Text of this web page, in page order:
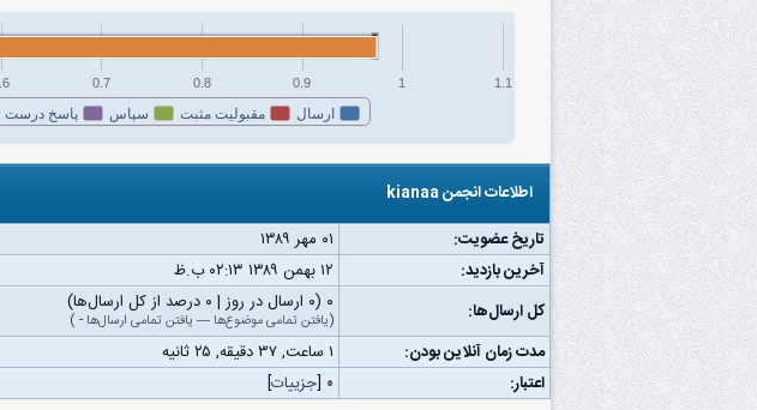
ارسال مقبولیت مثبت سپاس پاسخ درست
0.7 0.8 0.9 1 1.1
اطلاعات انجمن kianaa
تاریخ عضویت:
۰۱ مهر ۱۳۸۹
آخرین بازدید:
۱۲ بهمن ۱۳۸۹ ۰۲:۱۳ ب.ظ
کل ارسال‌ها:
۰ (۰ ارسال در روز | ۰ درصد از کل ارسال‌ها)
(یافتن تمامی موضوع‌ها — یافتن تمامی ارسال‌ها -
)
مدت زمان آنلاین بودن:
۱ ساعت, ۳۷ دقیقه, ۲۵ ثانیه
اعتبار:
۰ [جزییات]